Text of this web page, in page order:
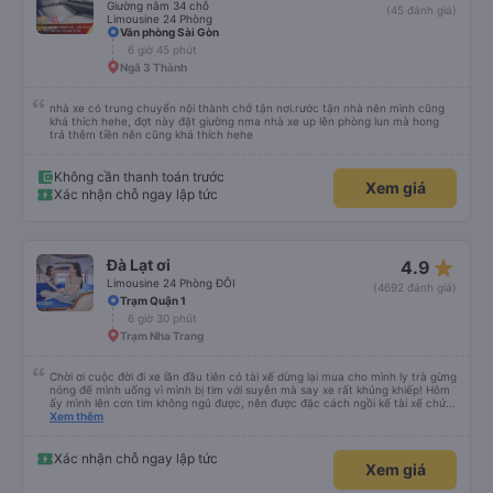
Giường nằm 34 chỗ
Limousine 24 Phòng
(45 đánh giá)
Văn phòng Sài Gòn
6 giờ 45 phút
Ngã 3 Thành
nhà xe có trung chuyển nội thành chở tận nơi.rước tận nhà nên mình cũng
khá thích hehe, đợt này đặt giường nma nhà xe up lên phòng lun mà hong
trả thêm tiền nên cũng khá thích hehe
Không cần thanh toán trước
Xác nhận chỗ ngay lập tức
Xem giá
Đà Lạt ơi
Limousine 24 Phòng ĐÔI
4.9 star_rate
(4692 đánh giá)
Trạm Quận 1
6 giờ 30 phút
Trạm Nha Trang
Chời ơi cuộc đời đi xe lần đầu tiên có tài xế dừng lại mua cho mình ly trà gừng
nóng để mình uống vì mình bị tim với suyễn mà say xe rất khủng khiếp! Hôm
ấy mình lên cơn tim không ngủ được, nên được đặc cách ngồi kế tài xế chứ
ko chắc mình xỉu thiệt. Chú Tánh thì nhường chỗ cho mình ngồi còn anh Khải
chiều về từ Dalat về tphcm ngày 13/10/2024 lúc 10:30 tối nha. Mình hỏi cả
gia đình thì mọi người nói ngủ rất ngon. Hôm ấy do mình thức nên mình đã
chứng kiến cả chặng đường tài xế chạy rất cẩn thận nha ! Qua đèo bảo lộc
Xem thêm
Xác nhận chỗ ngay lập tức
Xem giá